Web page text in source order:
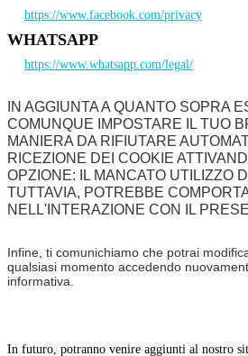
https://www.facebook.com/privacy
WHATSAPP
https://www.whatsapp.com/legal/
IN AGGIUNTA A QUANTO SOPRA
COMUNQUE IMPOSTARE IL TUO
MANIERA DA RIFIUTARE
RICEZIONE DEI COOKIE
OPZIONE: IL MANCATO UTILIZZO
TUTTAVIA, POTREBBE
NELL'INTERAZIONE CON IL
Infine, ti comunichiamo che potrai
qualsiasi momento accedendo
informativa.
In futuro, potranno venire aggiunti al nostro